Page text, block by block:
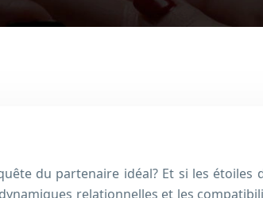
du partenaire idéal? Et si les étoiles
relationnelles et les